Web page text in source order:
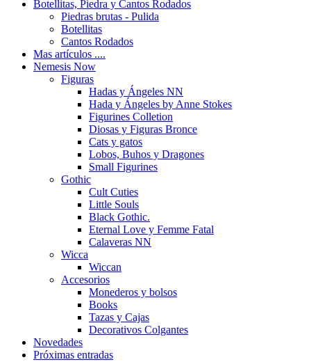
Botellitas, Piedra y Cantos Rodados
Piedras brutas - Pulida
Botellitas
Cantos Rodados
Mas artículos ....
Nemesis Now
Figuras
Hadas y Ángeles NN
Hada y Ángeles by Anne Stokes
Figurines Colletion
Diosas y Figuras Bronce
Cats y gatos
Lobos, Buhos y Dragones
Small Figurines
Gothic
Cult Cuties
Little Souls
Black Gothic.
Eternal Love y Femme Fatal
Calaveras NN
Wicca
Wiccan
Accesorios
Monederos y bolsos
Books
Tazas y Cajas
Decorativos Colgantes
Novedades
Próximas entradas